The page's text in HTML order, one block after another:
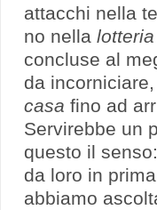
attacchi nella
no nella lotteria
concluse al
da
casa fino ad
Servirebbe un
questo il
da loro in
abbiamo